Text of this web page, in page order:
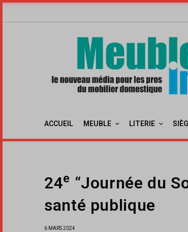
ACCUEIL MEUBLE LITERIE
24e “Journée du
santé publique
6 MARS 2024